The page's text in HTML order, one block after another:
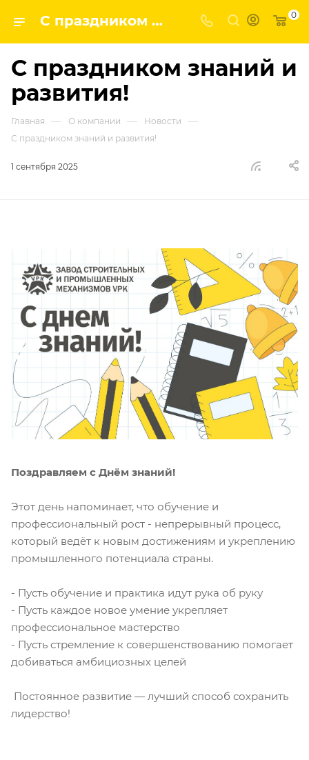
С праздником знаний и развития! | ГК ВПК - наши новости 0
С праздником знаний и
развития!
Главная — О компании — Новости —
С праздником знаний и развития!
1 сентября 2025
Поздравляем с Днём знаний!
Этот день напоминает, что обучение и
профессиональный рост - непрерывный процесс,
который ведёт к новым достижениям и укреплению
промышленного потенциала страны.
- Пусть обучение и практика идут рука об руку
- Пусть каждое новое умение укрепляет
профессиональное мастерство
- Пусть стремление к совершенствованию помогает
добиваться амбициозных целей
Постоянное развитие — лучший способ сохранить
лидерство!